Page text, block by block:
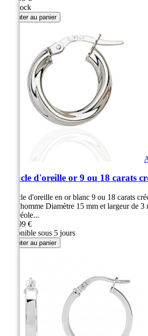
En stock
Ajouter au panier
Boucle d'oreille or 9 ou 18 carats
Boucle d'oreille en or blanc 9 ou 18 carats
pour homme Diamètre 15 mm et largeur de
La créole...
109,99 €
disponible sous 5 jours
Ajouter au panier